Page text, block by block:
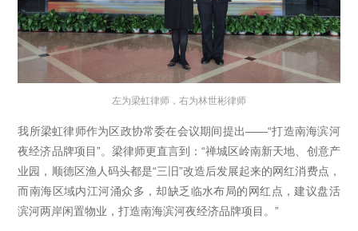
左为梁虹律师，右为林世彬律师
我所梁虹律师作为区政协常委在会议期间提出——“打造南海滨河
夜经济品牌项目”。梁律师更直言到：“禅城区岭南新天地、创意产
业园，顺德区渔人码头都是“三旧”改造后发展起来的网红消费点，
而南海区域内江河涌众多，却缺乏临水布局的网红点，建议盘活
滨河两岸闲置物业，打造南海滨河夜经济品牌项目。”